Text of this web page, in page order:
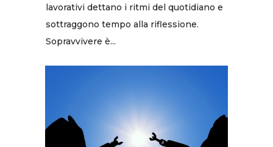
lavorativi dettano i ritmi del quotidiano e
sottraggono tempo alla riflessione.
Sopravvivere è...